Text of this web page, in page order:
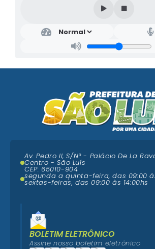
Av. Pedro II, S/N° - Palácio De La
Centro - São Luís
CEP: 65010-904
segunda a quinta-feira, das 09:00
sextas-feiras, das 09:00 às 14:00hs
BOLETIM ELETRÔNICO
Assine nosso boletim eletrônico